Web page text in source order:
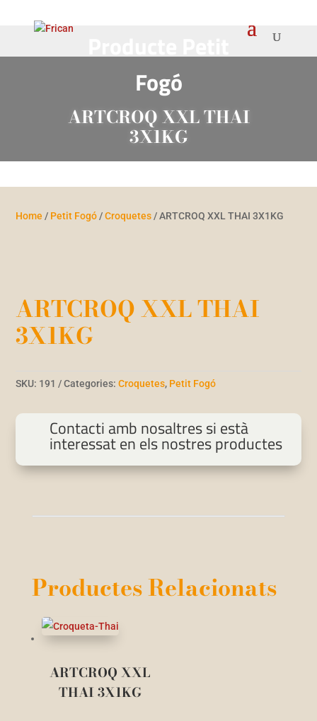
Fogó
ARTCROQ XXL THAI
3X1KG
Home / Petit Fogó /Croquetes / ARTCROQ XXL THAI 3X1KG
ARTCROQ XXL THAI
3X1KG
SKU: 191 Categories:Croquetes, Petit Fogó
Contacti amb nosaltres si està
interessat en els nostres productes
Productes Relacionats
ARTCROQ XXL
THAI 3X1KG